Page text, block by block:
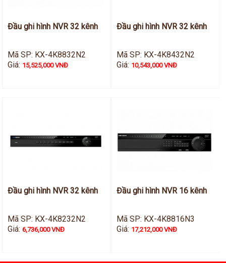
Đầu ghi hình NVR 32 kênh
Mã SP: KX-4K8832N2
Giá: 15,525,000 VNĐ
Đầu ghi hình NVR 32 kênh
Mã SP: KX-4K8432N2
Giá: 10,543,000 VNĐ
Đầu ghi hình NVR 32 kênh
Mã SP: KX-4K8232N2
Giá:6,736,000 VNĐ
Đầu ghi hình NVR 16 kênh
Mã SP: KX-4K8816N3
Giá: 17,212,000 VNĐ